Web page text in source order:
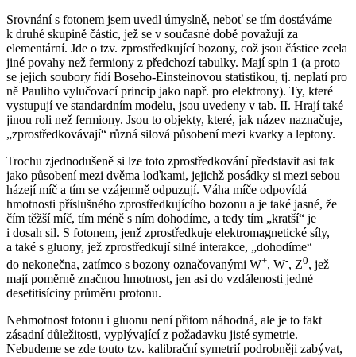
Srovnání s fotonem jsem uvedl úmyslně, neboť se tím dostáváme
k druhé skupině částic, jež se v současné době považují za
elementární. Jde o tzv. zprostředkující bozony, což jsou částice zcela
jiné povahy než fermiony z předchozí tabulky. Mají spin 1 (a proto
se jejich soubory řídí Boseho-Einsteinovou statistikou, tj. neplatí pro
ně Pauliho vylučovací princip jako např. pro elektrony). Ty, které
vystupují ve standardním modelu, jsou uvedeny v tab. II. Hrají také
jinou roli než fermiony. Jsou to objekty, které, jak název naznačuje,
„zprostředkovávají“ různá silová působení mezi kvarky a leptony.
Trochu zjednodušeně si lze toto zprostředkování představit asi tak
jako působení mezi dvěma loďkami, jejichž posádky si mezi sebou
házejí míč a tím se vzájemně odpuzují. Váha míče odpovídá
hmotnosti příslušného zprostředkujícího bozonu a je také jasné, že
čím těžší míč, tím méně s ním dohodíme, a tedy tím „kratší“ je
i dosah sil. S fotonem, jenž zprostředkuje elektromagnetické síly,
a také s gluony, jež zprostředkují silné interakce, „dohodíme“
do nekonečna, zatímco s bozony označovanými W+, W-, Z0, jež
mají poměrně značnou hmotnost, jen asi do vzdálenosti jedné
desetitisíciny průměru protonu.
Nehmotnost fotonu i gluonu není přitom náhodná, ale je to fakt
zásadní důležitosti, vyplývající z požadavku jisté symetrie.
Nebudeme se zde touto tzv. kalibrační symetrií podrobněji zabývat,